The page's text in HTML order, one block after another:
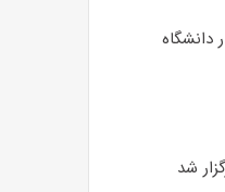
سراسری ۱۴۰۴ در دانشگاه
شد